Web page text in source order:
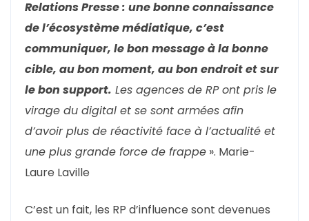
Relations Presse : une bonne connaissance
de l’écosystème médiatique, c’est
communiquer, le bon message à la bonne
cible, au bon moment, au bon endroit et sur
le bon support. Les agences de RP ont pris le
virage du digital et se sont armées afin
d’avoir plus de réactivité face à l’actualité et
une plus grande force de frappe ». Marie-
Laure Laville
C’est un fait, les RP d’influence sont devenues